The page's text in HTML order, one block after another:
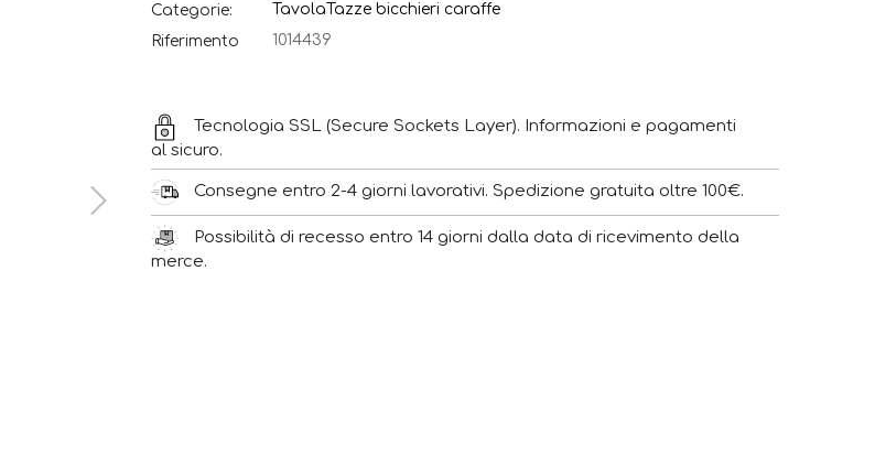
Categorie:
Tavola Tazze bicchieri caraffe
Riferimento
1014439
Tecnologia SSL (Secure Sockets Layer). Informazioni e pagamenti
al sicuro.
Consegne entro 2-4 giorni lavorativi. Spedizione gratuita oltre 100€.
Possibilità di recesso entro 14 giorni dalla data di ricevimento della
merce.